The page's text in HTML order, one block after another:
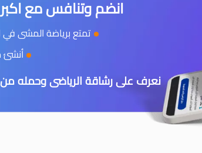
انضم وتنافس مع
تمتع برياضة المشى في
أنشئ
نعرف على رشاقة الرياضى وحمله من